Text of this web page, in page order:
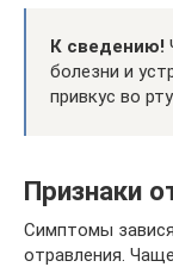
К сведению!
болезни и
привкус во
Признаки
Симптомы
отравления.